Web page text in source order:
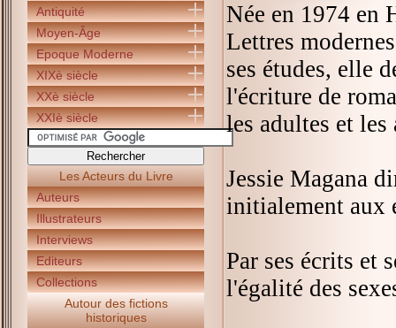
Antiquité
Moyen-Âge
Epoque Moderne
XIXè siècle
XXè siècle
XXIè siècle
Les Acteurs du Livre
Auteurs
Illustrateurs
Interviews
Editeurs
Collections
Autour des fictions
historiques
Née en 1974 en
Lettres
ses études, elle
l'écriture de
les adultes et les
Jessie Magana
initialement aux
Par ses écrits et
l'égalité des